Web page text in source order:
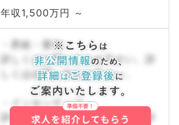
年収1,500万円 ～
・昇給・賞与
詳しくはお問い合わせ下さい。詳
しくはお問い合わせ下さい。
・インセンティブ
詳しくはお問い合わせ下さい。詳